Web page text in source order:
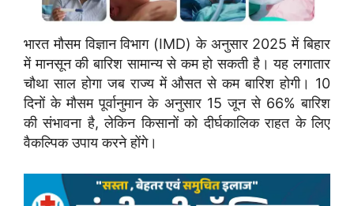
भारत मौसम विज्ञान विभाग (IMD) के अनुसार 2025 में बिहार
में मानसून की बारिश सामान्य से कम हो सकती है। यह लगातार
चौथा साल होगा जब राज्य में औसत से कम बारिश होगी। 10
दिनों के मौसम पूर्वानुमान के अनुसार 15 जून से 66% बारिश
की संभावना है, लेकिन किसानों को दीर्घकालिक राहत के लिए
वैकल्पिक उपाय करने होंगे।